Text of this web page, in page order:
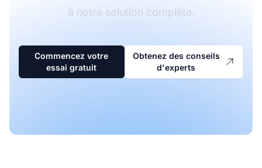
à notre solution complète.
Commencez votre
essai gratuit
Obtenez des conseils
d'experts